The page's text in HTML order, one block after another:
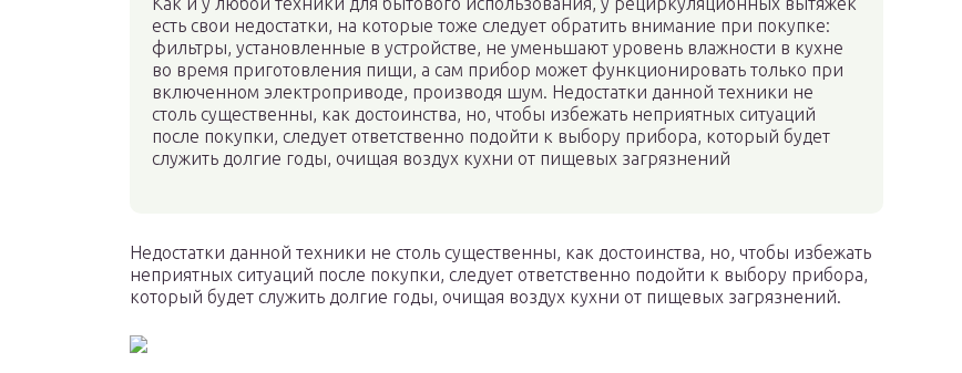
есть свои недостатки, на которые тоже следует обратить внимание при покупке:
фильтры, установленные в устройстве, не уменьшают уровень влажности в кухне
во время приготовления пищи, а сам прибор может функционировать только при
включенном электроприводе, производя шум. Недостатки данной техники не
столь существенны, как достоинства, но, чтобы избежать неприятных ситуаций
после покупки, следует ответственно подойти к выбору прибора, который будет
служить долгие годы, очищая воздух кухни от пищевых загрязнений
Недостатки данной техники не столь существенны, как достоинства, но, чтобы избежать
неприятных ситуаций после покупки, следует ответственно подойти к выбору прибора,
который будет служить долгие годы, очищая воздух кухни от пищевых загрязнений.